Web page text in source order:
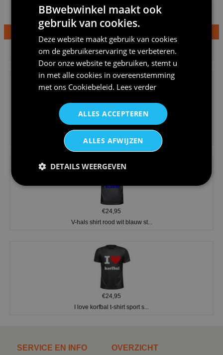
€24,95
Dames v hals t-shirt prinses v...
€24,95
Koningsdag shirt heren v-hals ...
€24,95
V-hals shirt rood wit blauw st...
€24,95
I love korfbal t-shirt sport s...
SERVICE EN INFO OVERZICHT
BBwebwinkel maakt ook
gebruik van cookies.
Deze website maakt gebruik van cookies
om de gebruikerservaring te verbeteren.
Door onze website te gebruiken, stemt u
in met alle cookies in overeenstemming
met ons Cookiebeleid. Lees verder
ALLES ACCEPTEREN
ALLES AFWIJZEN
DETAILS WEERGEVEN